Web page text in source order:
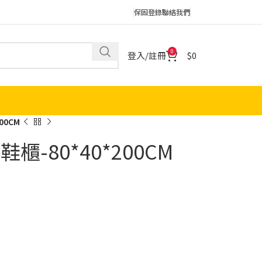
保固登錄聯絡我們
登入/註冊 0 0
櫃-80*40*200CM